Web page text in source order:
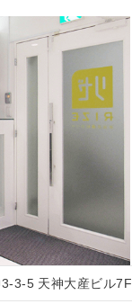
3-5 天神大産ビル7F